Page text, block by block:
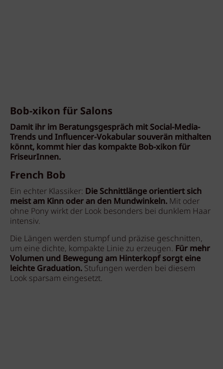
Bob-xikon für Salons
Damit ihr im Beratungsgespräch mit Social-Media-
Trends und Influencer-Vokabular souverän mithalten
könnt, kommt hier das kompakte Bob-xikon für
FriseurInnen.
French Bob
Ein echter Klassiker: Die Schnittlänge orientiert sich
meist am Kinn oder an den Mundwinkeln. Mit oder
ohne Pony wirkt der Look besonders bei dunklem Haar
intensiv.
Die Längen werden stumpf und präzise geschnitten,
um eine dichte, kompakte Linie zu erzeugen. Für mehr
Volumen und Bewegung am Hinterkopf sorgt eine
leichte Graduation. Stufungen werden bei diesem
Look sparsam eingesetzt.